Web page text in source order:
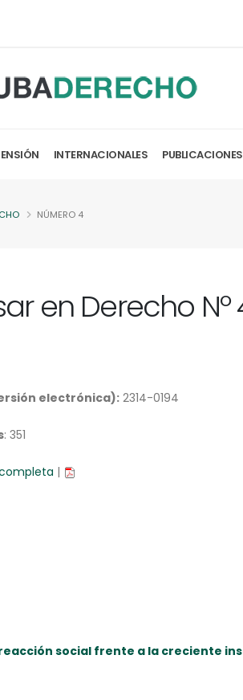
INTERNACIONALES PUBLICACIONES
NÚMERO 4
en Derecho Nº
electrónica): 2314-0194
: 351
|
social frente a la creciente